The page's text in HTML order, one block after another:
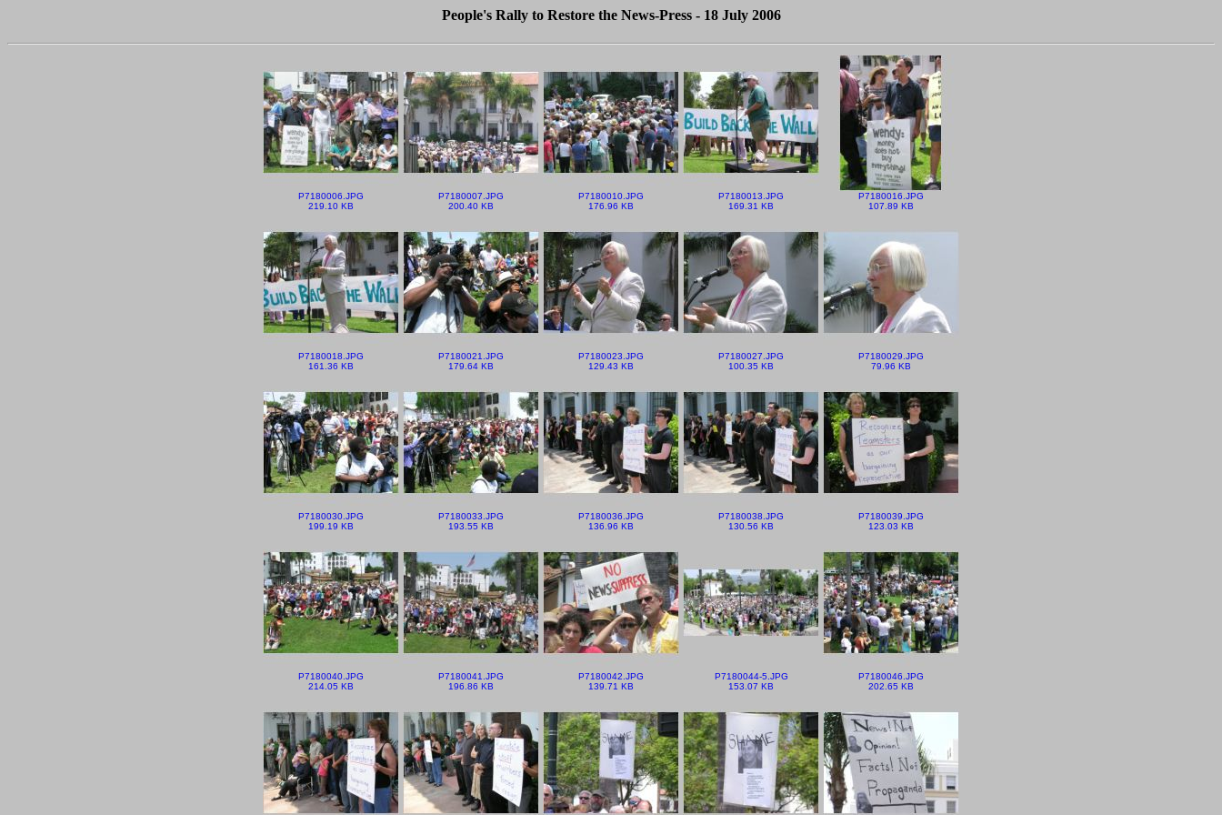
People's Rally to Restore the News-Press - 18 July 2006
P7180006.JPG
219.10 KB
P7180007.JPG
200.40 KB
P7180010.JPG
176.96 KB
P7180013.JPG
169.31 KB
P7180016.JPG
107.89 KB
P7180018.JPG
161.36 KB
P7180021.JPG
179.64 KB
P7180023.JPG
129.43 KB
P7180027.JPG
100.35 KB
P7180029.JPG
79.96 KB
P7180030.JPG
199.19 KB
P7180033.JPG
193.55 KB
P7180036.JPG
136.96 KB
P7180038.JPG
130.56 KB
P7180039.JPG
123.03 KB
P7180040.JPG
214.05 KB
P7180041.JPG
196.86 KB
P7180042.JPG
139.71 KB
P7180044-5.JPG
153.07 KB
P7180046.JPG
202.65 KB